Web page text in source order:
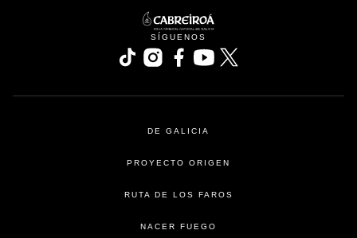
se abre en una pestaña nueva
SÍGUENOS
DE GALICIA
PROYECTO ORIGEN
RUTA DE LOS FAROS
NACER FUEGO